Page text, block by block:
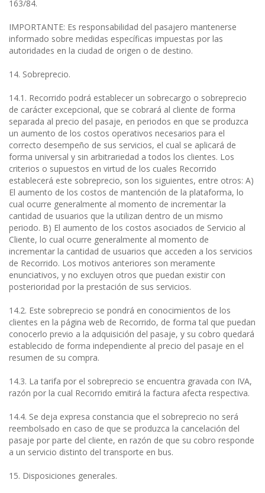
163/84.
IMPORTANTE: Es responsabilidad del pasajero mantenerse
informado sobre medidas específicas impuestas por las
autoridades en la ciudad de origen o de destino.
14. Sobreprecio.
14.1. Recorrido podrá establecer un sobrecargo o sobreprecio
de carácter excepcional, que se cobrará al cliente de forma
separada al precio del pasaje, en periodos en que se produzca
un aumento de los costos operativos necesarios para el
correcto desempeño de sus servicios, el cual se aplicará de
forma universal y sin arbitrariedad a todos los clientes. Los
criterios o supuestos en virtud de los cuales Recorrido
establecerá este sobreprecio, son los siguientes, entre otros: A)
El aumento de los costos de mantención de la plataforma, lo
cual ocurre generalmente al momento de incrementar la
cantidad de usuarios que la utilizan dentro de un mismo
periodo. B) El aumento de los costos asociados de Servicio al
Cliente, lo cual ocurre generalmente al momento de
incrementar la cantidad de usuarios que acceden a los servicios
de Recorrido. Los motivos anteriores son meramente
enunciativos, y no excluyen otros que puedan existir con
posterioridad por la prestación de sus servicios.
14.2. Este sobreprecio se pondrá en conocimientos de los
clientes en la página web de Recorrido, de forma tal que puedan
conocerlo previo a la adquisición del pasaje, y su cobro quedará
establecido de forma independiente al precio del pasaje en el
resumen de su compra.
14.3. La tarifa por el sobreprecio se encuentra gravada con IVA,
razón por la cual Recorrido emitirá la factura afecta respectiva.
14.4. Se deja expresa constancia que el sobreprecio no será
reembolsado en caso de que se produzca la cancelación del
pasaje por parte del cliente, en razón de que su cobro responde
a un servicio distinto del transporte en bus.
15. Disposiciones generales.